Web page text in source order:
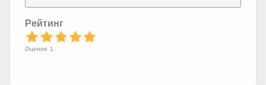
Рейтинг
Оценок: 1